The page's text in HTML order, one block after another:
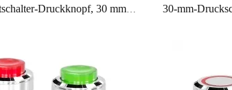
LED-Lichtschalter-Druckknopf, 30 mm Pilzkopf, ein Schließer, verchromtes Messing